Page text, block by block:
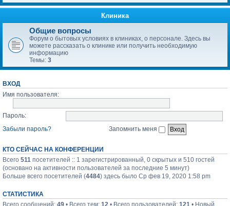
Клиника
Общие вопросы
Форум о бытовых условиях в клиниках, о персонале. Здесь вы
можете рассказать о клинике или получить необходимую
информацию
Темы: 3
ВХОД
Имя пользователя:
Пароль:
Забыли пароль?
Запомнить меня
КТО СЕЙЧАС НА КОНФЕРЕНЦИИ
Всего 511 посетителей :: 1 зарегистрированный, 0 скрытых и 510 гостей
(основано на активности пользователей за последние 5 минут)
Больше всего посетителей (4484) здесь было Ср фев 19, 2020 1:58 pm
СТАТИСТИКА
Всего сообщений: 49 • Всего тем: 12 • Всего пользователей: 121 • Новый